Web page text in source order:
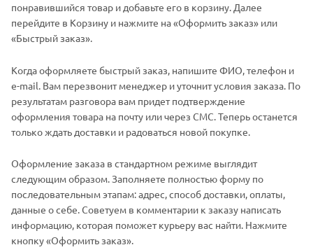
понравившийся товар и добавьте его в корзину. Далее
перейдите в Корзину и нажмите на «Оформить заказ» или
«Быстрый заказ».
Когда оформляете быстрый заказ, напишите ФИО, телефон и
e-mail. Вам перезвонит менеджер и уточнит условия заказа. По
результатам разговора вам придет подтверждение
оформления товара на почту или через СМС. Теперь останется
только ждать доставки и радоваться новой покупке.
Оформление заказа в стандартном режиме выглядит
следующим образом. Заполняете полностью форму по
последовательным этапам: адрес, способ доставки, оплаты,
данные о себе. Советуем в комментарии к заказу написать
информацию, которая поможет курьеру вас найти. Нажмите
кнопку «Оформить заказ».